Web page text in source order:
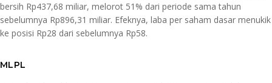
bersih Rp437,68 miliar, melorot 51% dari periode sama tahun
sebelumnya Rp896,31 miliar. Efeknya, laba per saham dasar menukik
ke posisi Rp28 dari sebelumnya Rp58.
MLPL